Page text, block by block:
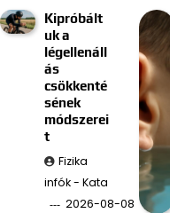
Kipróbált
uk a
légellenáll
ás
csökkenté
sének
módszerei
t
Fizika
infók - Kata
2026-08-08